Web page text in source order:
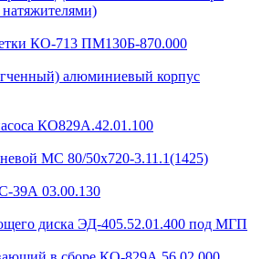
КО-713 ПМ130Б-870.000
алюминиевый корпус
КО829А.42.01.100
МС 80/50х720-3.11.1(1425)
39А 03.00.130
диска ЭД-405.52.01.400 под МГП